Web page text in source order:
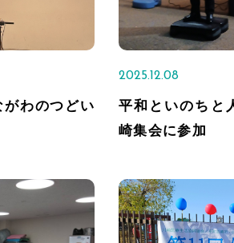
わのつどい
2025.12.08
平和といのちと
崎集会に参加